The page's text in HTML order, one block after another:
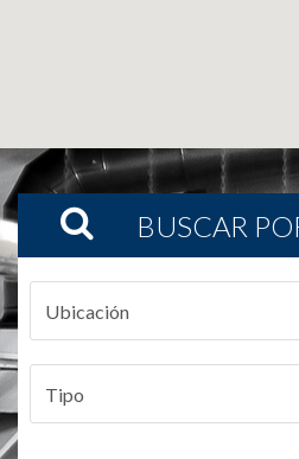
BUSCAR